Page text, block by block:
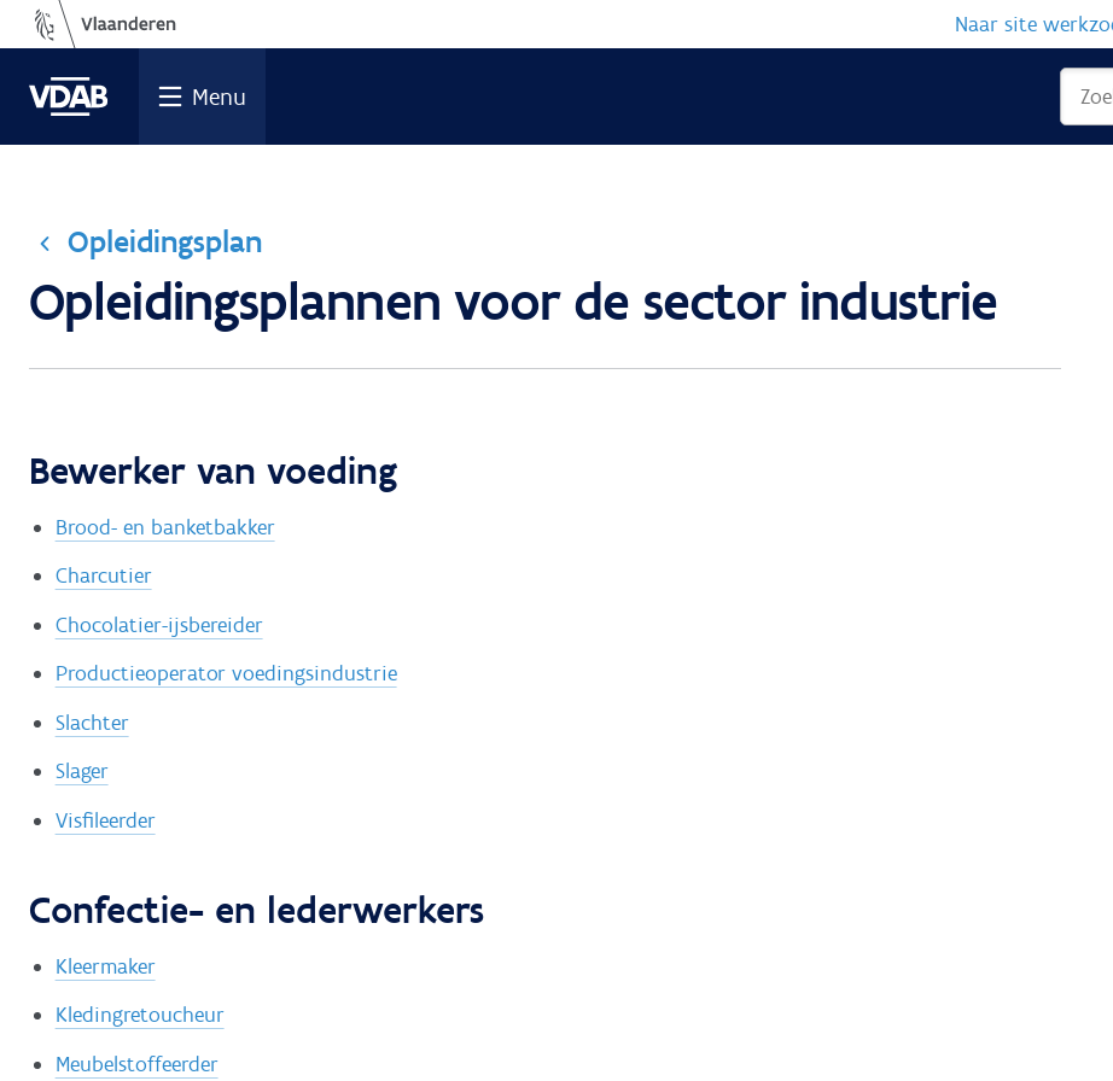
Ga
naar
de
inhoud
Naar site
Menu
Opleidingsplan
Opleidingsplannen voor de sector industrie
Bewerker van voeding
Brood- en banketbakker
Charcutier
Chocolatier-ijsbereider
Productieoperator voedingsindustrie
Slachter
Slager
Visfileerder
Confectie- en lederwerkers
Kleermaker
Kledingretoucheur
Meubelstoffeerder